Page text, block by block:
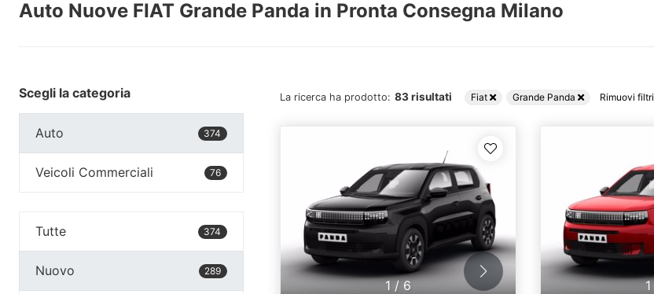
Auto Nuove FIAT Grande Panda in Pronta Consegna Milano
Scegli la categoria
Auto 374
Veicoli Commerciali 76
Tutte 374
Nuovo 289
La ricerca ha prodotto: 83 risultati Fiat Grande Panda Rimuovi filtri
1 / 6 1